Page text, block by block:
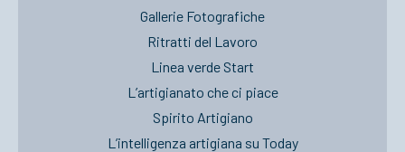
Gallerie Fotografiche
Ritratti del Lavoro
Linea verde Start
L’artigianato che ci piace
Spirito Artigiano
L’intelligenza artigiana su Today